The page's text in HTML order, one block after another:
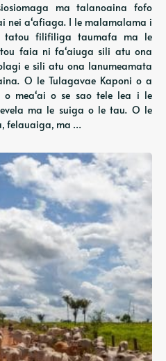
ma talanoaina fofo
aʻafiaga. I le malamalama i
filifiliga taumafa ma le
faia ni faʻaiuga sili atu ona
e sili atu ona lanumeamata
O le Tulagavae Kaponi o a
meaʻai o se sao tele lea i le
ma le suiga o le tau. O le
felauaiga, ma …